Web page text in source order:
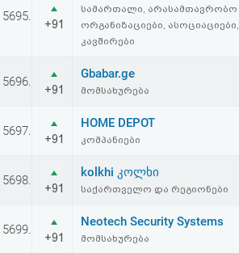
5695.
+91
სამართალი, არასამთავრობო
ორგანიზაციები, ასოციაციები,
კავშირები
5696.
+91
Gbabar.ge
მომსახურება
5697.
+91
HOME DEPOT
კომპანიები
5698.
+91
kolkhi კოლხი
საქართველო და რეგიონები
5699.
+91
Neotech Security Systems
მომსახურება